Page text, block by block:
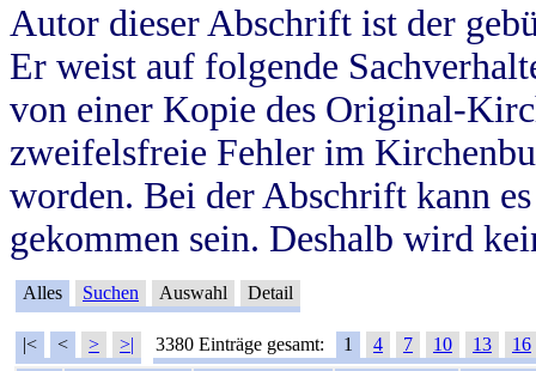
Autor dieser Abschrift ist der
Er weist auf folgende
von einer Kopie des Original-
zweifelsfreie Fehler im
worden. Bei der Abschrift kann
gekommen sein. Deshalb wird
Alles Suchen Auswahl Detail
|< < > >| 3380 Einträge gesamt: 1 4 7 10 13
16